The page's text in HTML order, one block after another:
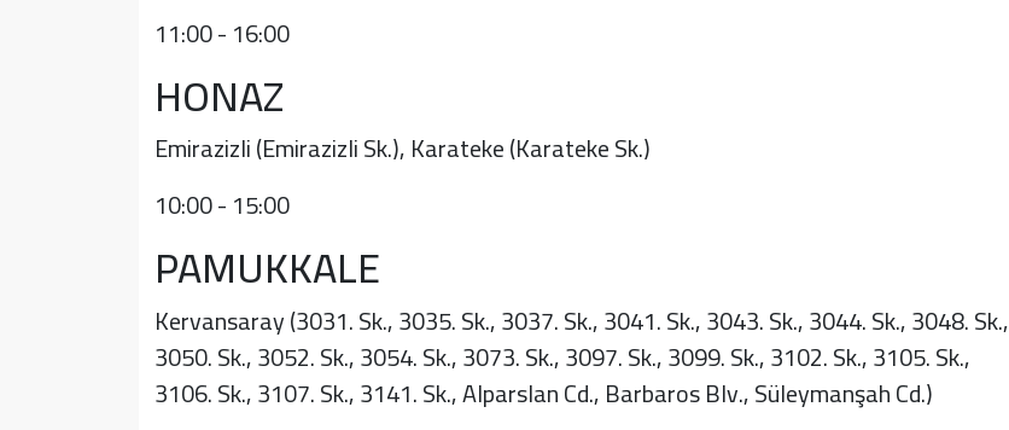
11:00 - 16:00
HONAZ
Emirazizli (Emirazizli Sk.), Karateke (Karateke Sk.)
10:00 - 15:00
PAMUKKALE
Kervansaray (3031. Sk., 3035. Sk., 3037. Sk., 3041. Sk., 3043. Sk., 3044. Sk., 3048. Sk.,
3050. Sk., 3052. Sk., 3054. Sk., 3073. Sk., 3097. Sk., 3099. Sk., 3102. Sk., 3105. Sk.,
3106. Sk., 3107. Sk., 3141. Sk., Alparslan Cd., Barbaros Blv., Süleymanşah Cd.)